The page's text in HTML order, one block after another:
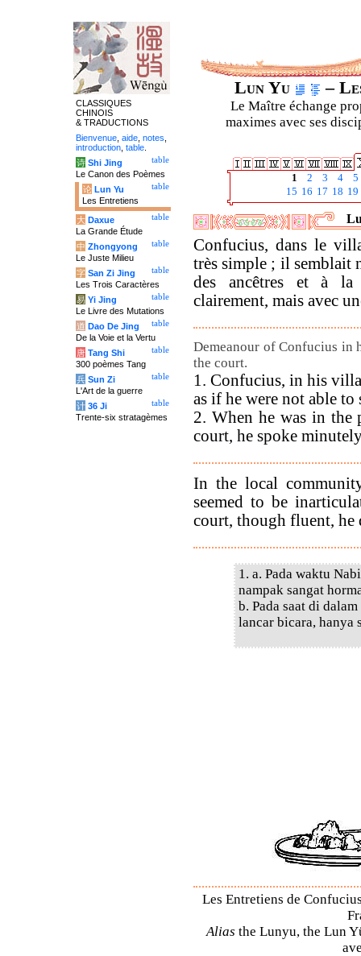
Lun Yu –
Le Maître échange
maximes avec ses
1 2 3 4
5
15 16 17 18 19
Confucius, dans le
très simple ; il semblait
des ancêtres et à
clairement, mais avec
Demeanour of Confucius in
the court.
1. Confucius, in his
as if he were not able to
2. When he was in the
court, he spoke
In the local
seemed to be
court, though fluent,
1. a. Pada waktu
nampak sangat
b. Pada saat di
lancar bicara, hanya
Les Entretiens de
Alias the Lunyu, the Lun
CLASSIQUES
CHINOIS
& TRADUCTIONS
Bienvenue aide notes
introduction table
table
诗 Shi Jing
Le Canon des Poèmes
table
论 Lun Yu
Les Entretiens
table
大 Daxue
La Grande Étude
table
中 Zhongyong
Le Juste Milieu
table
字 San Zi Jing
Les Trois Caractères
table
易 Yi Jing
Le Livre des Mutations
table
道 Dao De Jing
De la Voie et la Vertu
table
唐 Tang Shi
300 poèmes Tang
table
兵 Sun Zi
L'Art de la guerre
table
计 36 Ji
Trente-six stratagèmes